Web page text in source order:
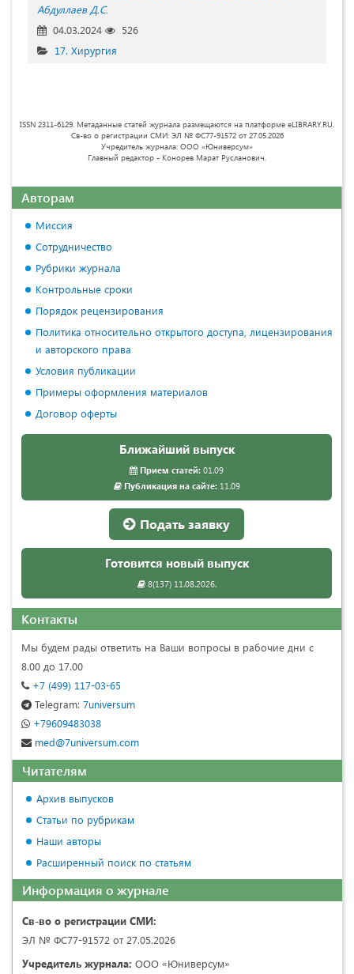
Абдуллаев Д.С.
04.03.2024
526
17. Хирургия
ISSN 2311-6129. Метаданные статей журнала размещаются на платформе eLIBRARY.RU.
Св-во о регистрации СМИ: ЭЛ № ФС77-91572 от 27.05.2026
Учредитель журнала: ООО «Юниверсум»
Главный редактор - Конорев Марат Русланович.
Авторам
Миссия
Сотрудничество
Рубрики журнала
Контрольные сроки
Порядок рецензирования
Политика относительно открытого доступа, лицензирования
и авторского права
Условия публикации
Примеры оформления материалов
Договор оферты
Ближайший выпуск
Прием статей: 01.09
Публикация на сайте:11.09
Подать заявку
Готовится новый выпуск
8(137) 11.08.2026.
Контакты
Мы будем рады ответить на Ваши вопросы в рабочие дни с
8.00 до 17.00
+7 (499) 117-03-65
Telegram: 7universum
+79609483038
med@7universum.com
Читателям
Архив выпусков
Статьи по рубрикам
Наши авторы
Расширенный поиск по статьям
Информация о журнале
Св-во о регистрации СМИ:
ЭЛ № ФС77-91572 от 27.05.2026
Учредитель журнала: ООО «Юниверсум»